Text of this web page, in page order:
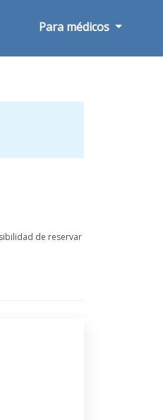
Para médicos
de reservar